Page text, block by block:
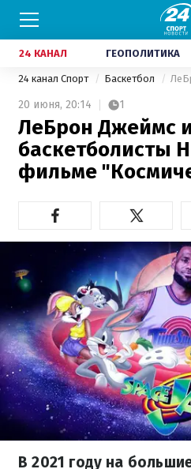
24 КАНАЛ ГЕОПОЛИТИКА
24 канал Спорт Баскетбол
20 июня, 20:14 1
ЛеБрон Джеймс
баскетболисты
фильме
В 2021 году на